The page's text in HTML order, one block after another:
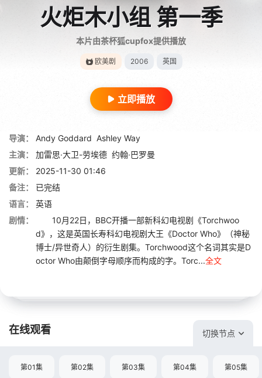
火炬木小组 第一季
本片由茶杯狐cupfox提供播放
欧美剧 2006 英国
立即播放
导演： Andy Goddard Ashley Way
主演：
加雷思·大卫-劳埃德 约翰·巴罗曼
更新：
2025-11-30 01:46
备注：
已完结
语言：
英语
剧情：
10月22日，BBC开播一部新科幻电视剧《Torchwoo
d》，这是英国长寿科幻电视剧大王《Doctor Who》（神秘
博士/异世奇人）的衍生剧集。Torchwood这个名词其实是D
octor Who由颠倒字母顺序而构成的字。Torc...全文
在线观看 切换节点
第01集 第02集 第03集 第04集 第05集